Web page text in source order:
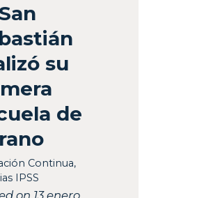
su
de
Continua,
IPSS
on 13 enero